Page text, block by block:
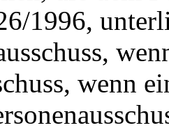
1996,
wenn